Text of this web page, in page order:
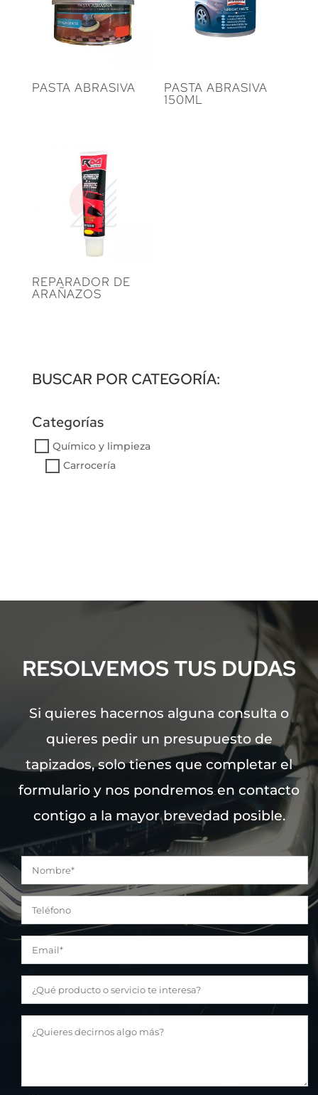
BUSCAR POR CATEGORÍA:
Categorías
Químico y limpieza
Carrocería
PASTA ABRASIVA PASTA ABRASIVA
150ML
REPARADOR DE
ARAÑAZOS
RESOLVEMOS TUS DUDAS
Si quieres hacernos alguna consulta o
quieres pedir un presupuesto de
tapizados, solo tienes que completar el
formulario y nos pondremos en contacto
contigo a la mayor brevedad posible.